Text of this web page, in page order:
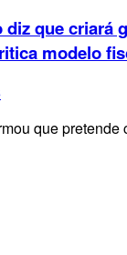
que criará
modelo
que pretende